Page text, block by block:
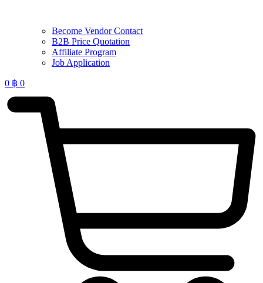
Become Vendor Contact
B2B Price Quotation
Affiliate Program
Job Application
0 ฿ 0